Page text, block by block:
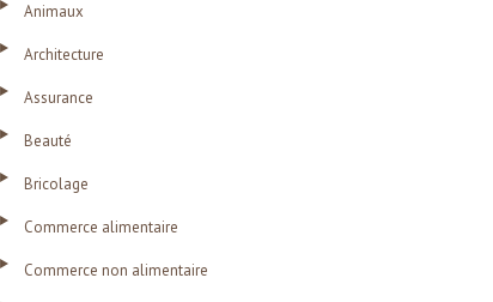
Animaux
Architecture
Assurance
Beauté
Bricolage
Commerce alimentaire
Commerce non alimentaire